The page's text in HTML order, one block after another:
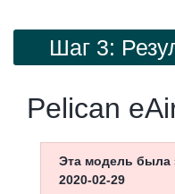
Шаг 3:
Pelican
Эта модель была
2020-02-29